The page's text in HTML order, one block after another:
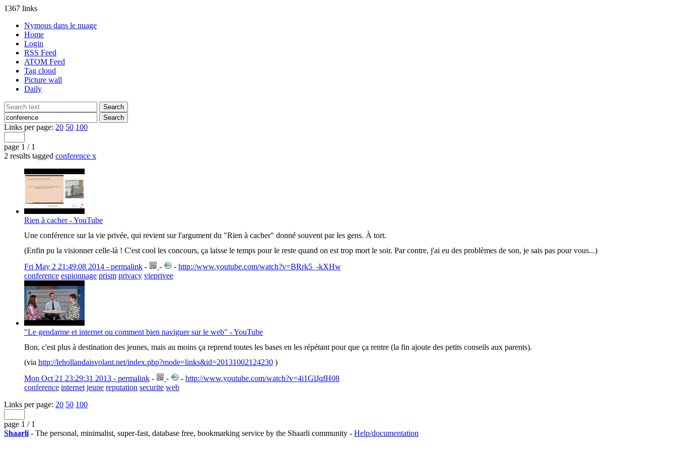
1367 links
Nymous dans le nuage
Home
Login
RSS Feed
ATOM Feed
Tag cloud
Picture wall
Daily
Links per page: 20 50 100
page 1 / 1
2 results tagged conference x
Rien à cacher - YouTube
Une conférence sur la vie privée, qui revient sur l'argument du "Rien à cacher" donné souvent par les gens. À tort.
(Enfin pu la visionner celle-là ! C'est cool les concours, ça laisse le temps pour le reste quand on est trop mort le soir. Par contre, j'ai eu des problèmes de son, je sais pas pour vous...)
Fri May 2 21:49:08 2014 - permalink - - - http://www.youtube.com/watch?v=BRrk5_-kXHw
conference espionnage prism privacy vieprivee
"Le gendarme et internet ou comment bien naviguer sur le web" - YouTube
Bon, c'est plus à destination des jeunes, mais au moins ça reprend toutes les bases en les répétant pour que ça rentre (la fin ajoute des petits conseils aux parents).
(via http://lehollandaisvolant.net/index.php?mode=links&id=20131002124230 )
Mon Oct 21 23:29:31 2013 - permalink - - - http://www.youtube.com/watch?v=4i1GlJqfH08
conference internet jeune reputation securite web
Links per page: 20 50 100
page 1 / 1
Shaarli - The personal, minimalist, super-fast, database free, bookmarking service by the Shaarli community - Help/documentation